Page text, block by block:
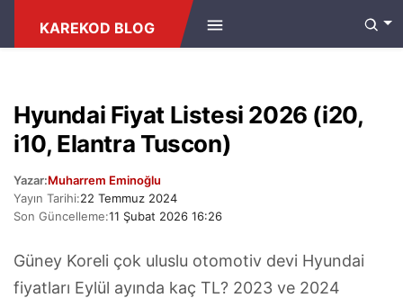
KAREKOD BLOG
Hyundai Fiyat Listesi 2026 (i20,
i10, Elantra Tuscon)
Yazar:Muharrem Eminoğlu
Yayın Tarihi:22 Temmuz 2024
Son Güncelleme:11 Şubat 2026 16:26
Güney Koreli çok uluslu otomotiv devi Hyundai
fiyatları Eylül ayında kaç TL? 2023 ve 2024